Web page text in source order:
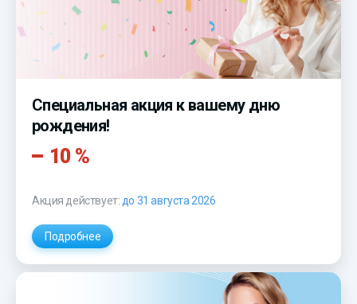
Специальная акция к вашему дню
рождения!
10 %
Акция действует: до 31 августа 2026
Подробнее